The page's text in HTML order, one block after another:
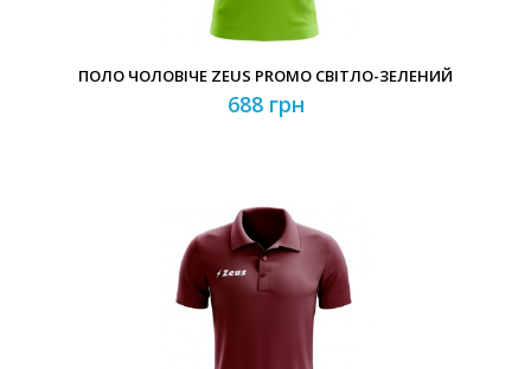
ПОЛО ЧОЛОВІЧЕ ZEUS PROMO СВІТЛО-ЗЕЛЕНИЙ
688 грн